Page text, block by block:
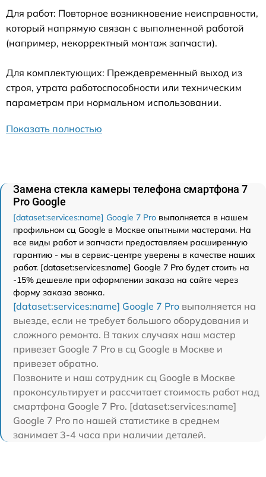
Для работ: Повторное возникновение неисправности,
который напрямую связан с выполненной работой
(например, некорректный монтаж запчасти).
Для комплектующих: Преждевременный выход из
строя, утрата работоспособности или техническим
параметрам при нормальном использовании.
Показать полностью
Замена стекла камеры телефона смартфона 7
Pro Google
[dataset:services:name] Google 7 Pro выполняется в нашем
профильном сц Google в Москве опытными мастерами. На
все виды работ и запчасти предоставляем расширенную
гарантию - мы в сервис-центре уверены в качестве наших
работ. [dataset:services:name] Google 7 Pro будет стоить на
-15% дешевле при оформлении заказа на сайте через
форму заказа звонка.
[dataset:services:name] Google 7 Pro выполняется на
выезде, если не требует большого оборудования и
сложного ремонта. В таких случаях наш мастер
привезет Google 7 Pro в сц Google в Москве и
привезет обратно.
Позвоните и наш сотрудник сц Google в Москве
проконсультирует и рассчитает стоимость работ над
смартфона Google 7 Pro. [dataset:services:name]
Google 7 Pro по нашей статистике в среднем
занимает 3-4 часа при наличии деталей.